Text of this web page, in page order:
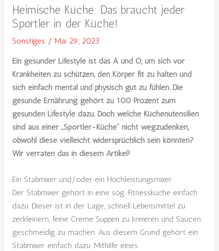
Heimische Küche: Das braucht jeder
Sportler in der Küche!
Sonstiges /Mai 29, 2023
Ein gesunder Lifestyle ist das A und O, um sich vor
Krankheiten zu schützen, den Körper fit zu halten und
sich einfach mental und physisch gut zu fühlen. Die
gesunde Ernährung gehört zu 100 Prozent zum
gesunden Lifestyle dazu. Doch welche Küchenutensilien
sind aus einer „Sportler-Küche“ nicht wegzudenken,
obwohl diese vielleicht widersprüchlich sein könnten?
Wir verraten das in diesem Artikel!
Ein Stabmixer und/oder ein Hochleistungsmixer
Der Stabmixer gehört in eine sog. Fitnessküche einfach
dazu. Dieser ist in der Lage, schnell Lebensmittel zu
zerkleinern, feine Creme Suppen zu kreieren und Saucen
geschmeidig zu machen. Aus diesem Grund gehört ein
Stabmixer einfach dazu. Mithilfe eines